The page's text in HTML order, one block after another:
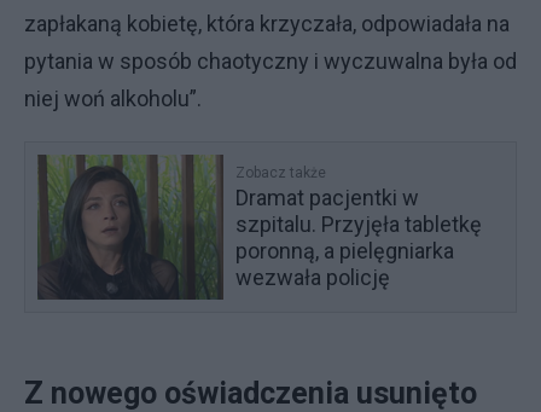
zapłakaną kobietę, która krzyczała, odpowiadała na
pytania w sposób chaotyczny i wyczuwalna była od
niej woń alkoholu”.
Zobacz także
Dramat pacjentki w
szpitalu. Przyjęła tabletkę
poronną, a pielęgniarka
wezwała policję
Z nowego oświadczenia usunięto